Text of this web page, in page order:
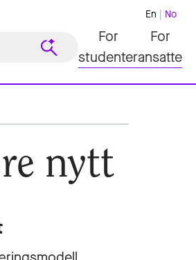
En No
For
studenter
For
ansatte
nytt